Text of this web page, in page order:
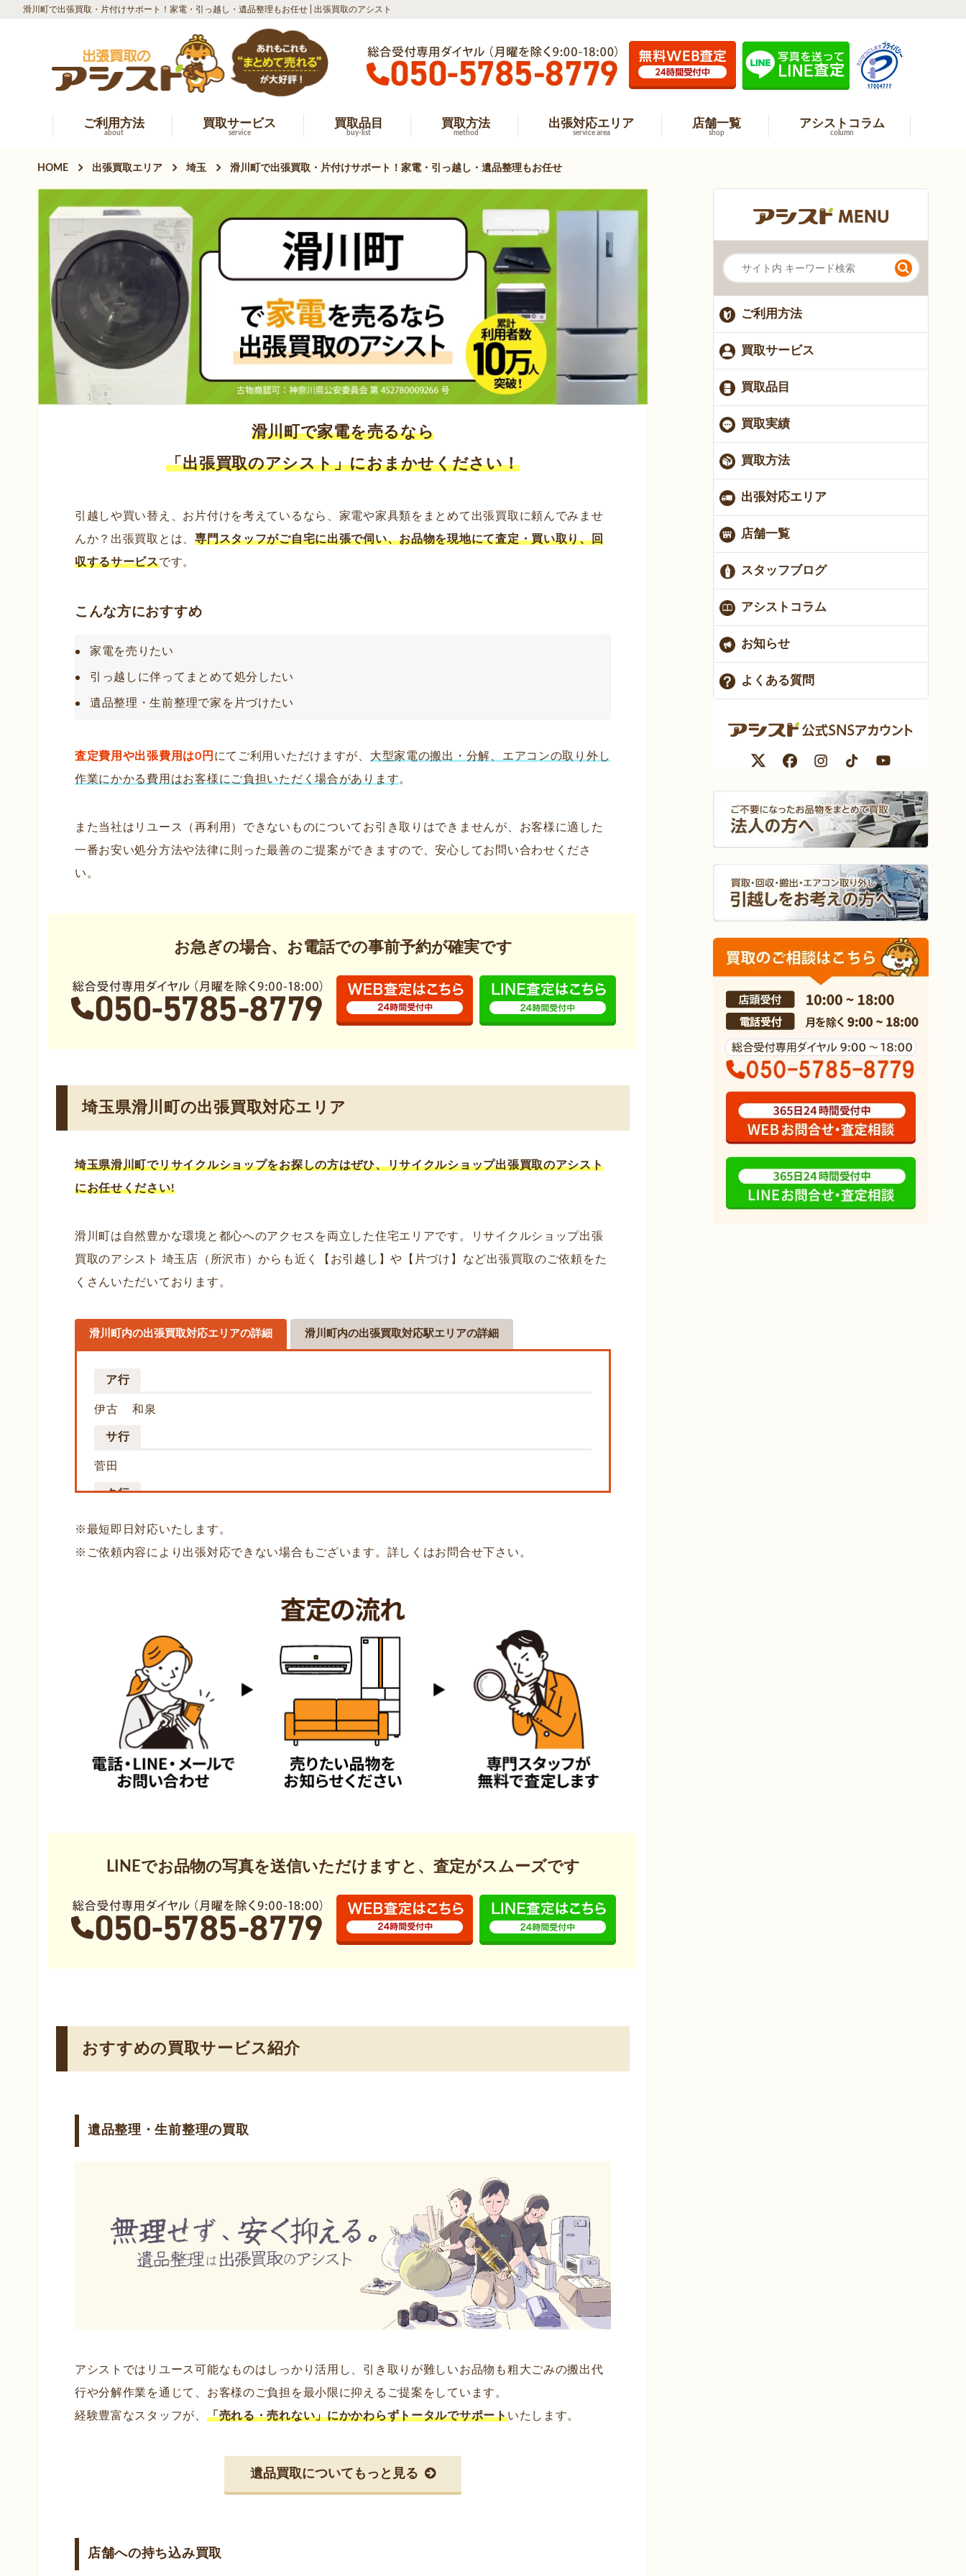
滑川町で出張買取・片付けサポート！家電・引っ越し・遺品整理もお任せ | 出張買取のアシスト
ご利用方法
about
買取サービス
service
買取品目
buy-list
買取方法
method
出張対応エリア
service area
店舗一覧
shop
アシストコラム
column
HOME 出張買取エリア 埼玉 滑川町で出張買取・片付けサポート！家電・引っ越し・遺品整理もお任せ
滑川町で家電を売るなら
「出張買取のアシスト」におまかせください！
引越しや買い替え、お片付けを考えているなら、家電や家具類をまとめて出張買取に頼んでみませ
んか？出張買取とは、専門スタッフがご自宅に出張で伺い、お品物を現地にて査定・買い取り、回
収するサービスです。
こんな方におすすめ
家電を売りたい
引っ越しに伴ってまとめて処分したい
遺品整理・生前整理で家を片づけたい
査定費用や出張費用は0円 にてご利用いただけますが、 大型家電の搬出・分解、エアコンの取り外し
作業にかかる費用はお客様にご負担いただく場合があります。
また当社はリユース（再利用）できないものについてお引き取りはできませんが、お客様に適した
一番お安い処分方法や法律に則った最善のご提案ができますので、安心してお問い合わせくださ
い。
お急ぎの場合、お電話での事前予約が確実です
埼玉県滑川町の出張買取対応エリア
埼玉県滑川町でリサイクルショップをお探しの方はぜひ、リサイクルショップ出張買取のアシスト
にお任せください!
滑川町は自然豊かな環境と都心へのアクセスを両立した住宅エリアです。リサイクルショップ出張
買取のアシスト 埼玉店（所沢市）からも近く【お引越し】や【片づけ】など出張買取のご依頼をた
くさんいただいております。
滑川町内の出張買取対応エリアの詳細 滑川町内の出張買取対応駅エリアの詳細
ア行
伊古 和泉
サ行
菅田
タ行
月の輪 月輪 土塩
ナ行
福田
みなみ野 都
ヤ行
※最短即日対応いたします。
※ご依頼内容により出張対応できない場合もございます。詳しくはお問合せ下さい。
LINEでお品物の写真を送信いただけますと、査定がスムーズです
おすすめの買取サービス紹介
遺品整理・生前整理の買取
アシストではリユース可能なものはしっかり活用し、引き取りが難しいお品物も粗大ごみの搬出代
行や分解作業を通じて、お客様のご負担を最小限に抑えるご提案をしています。
経験豊富なスタッフが、 「売れる・売れない」にかかわらずトータルでサポートいたします。
遺品買取についてもっと見る
店舗への持ち込み買取
ご利用方法
買取サービス
買取品目
買取実績
買取方法
出張対応エリア
店舗一覧
スタッフブログ
アシストコラム
お知らせ
よくある質問